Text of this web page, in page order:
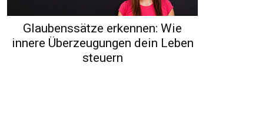
Glaubenssätze erkennen: Wie
innere Überzeugungen dein Leben
steuern